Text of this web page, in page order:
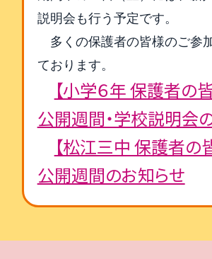
説明会も行う予定です。
多くの保護者の皆様のご参
ております。
【小学６年 保護者の
公開週間・学校説明会
【松江三中 保護者の
公開週間のお知らせ